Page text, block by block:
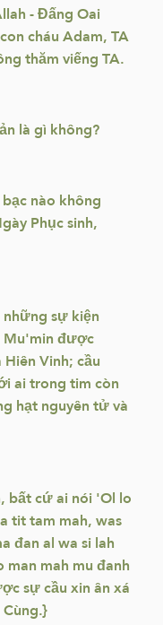
- Đấng Oai
cháu Adam, TA
thăm viếng TA.
là gì không?
nào không
Phục sinh,
sự kiện
Mu'min được
Vinh; cầu
ai trong tim còn
hạt nguyên tử và
bất cứ ai nói 'Ol lo
tit tam mah, was
đan al wa si lah
mah mu đanh
sự cầu xin ân xá